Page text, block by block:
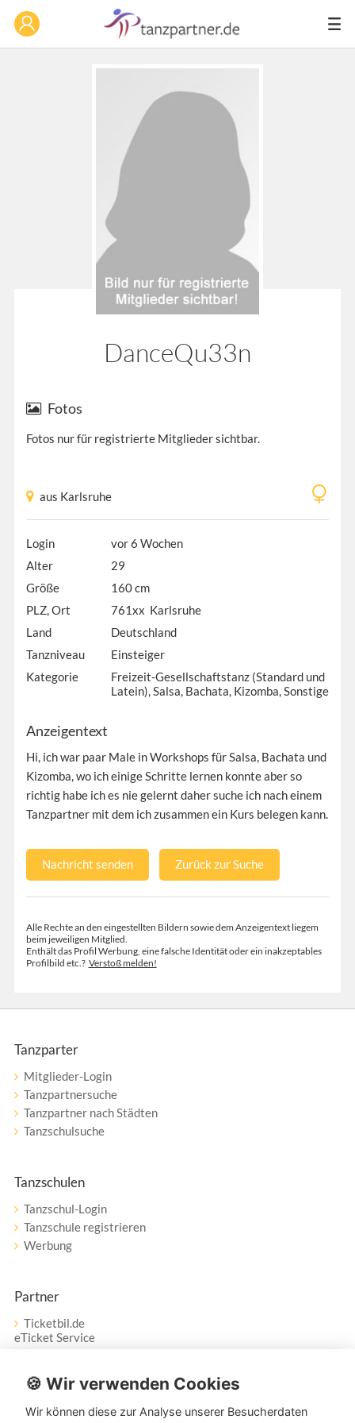
DanceQu33n
Fotos
Fotos nur für registrierte Mitglieder sichtbar.
aus Karlsruhe
Login
vor 6 Wochen
Alter
29
Größe
160 cm
PLZ, Ort
761xx Karlsruhe
Land
Deutschland
Tanzniveau
Einsteiger
Kategorie
Freizeit-Gesellschaftstanz (Standard und
Latein), Salsa, Bachata, Kizomba, Sonstige
Anzeigentext
Hi, ich war paar Male in Workshops für Salsa, Bachata und
Kizomba, wo ich einige Schritte lernen konnte aber so
richtig habe ich es nie gelernt daher suche ich nach einem
Tanzpartner mit dem ich zusammen ein Kurs belegen kann.
Nachricht senden Zurück zur Suche
Alle Rechte an den eingestellten Bildern sowie dem Anzeigentext liegem
beim jeweiligen Mitglied.
Enthält das Profil Werbung, eine falsche Identität oder ein inakzeptables
Profilbild etc.? Verstoß melden!
Tanzparter
Mitglieder-Login
Tanzpartnersuche
Tanzpartner nach Städten
Tanzschulsuche
Tanzschulen
Tanzschul-Login
Tanzschule registrieren
Werbung
Partner
Ticketbil.de
eTicket Service
Vertrag widerrufen
🍪 Wir verwenden Cookies
Wir können diese zur Analyse unserer Besucherdaten